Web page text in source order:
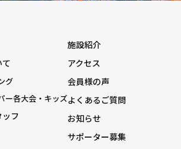
グ
ー各大会・キッズ
フ
施設紹介
アクセス
会員様の声
よくあるご質問
お知らせ
サポーター募集